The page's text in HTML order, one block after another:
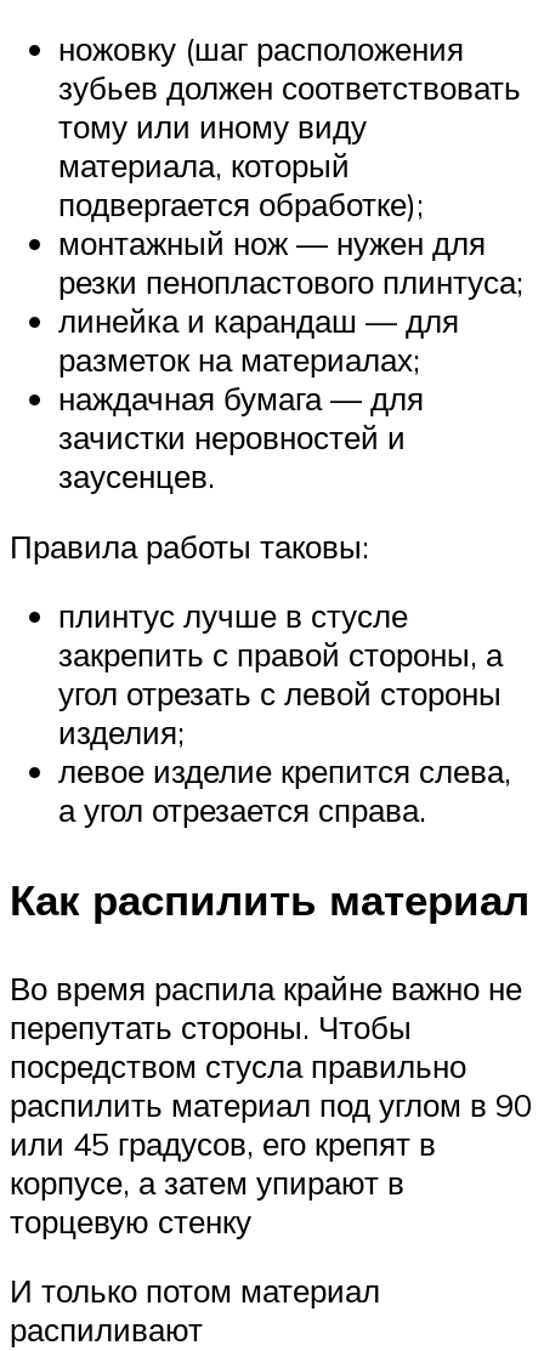
ножовку (шаг расположения
зубьев должен соответствовать
тому или иному виду
материала, который
подвергается обработке);
монтажный нож — нужен для
резки пенопластового плинтуса;
линейка и карандаш — для
разметок на материалах;
наждачная бумага — для
зачистки неровностей и
заусенцев.
Правила работы таковы:
плинтус лучше в стусле
закрепить с правой стороны, а
угол отрезать с левой стороны
изделия;
левое изделие крепится слева,
а угол отрезается справа.
Как распилить материал
Во время распила крайне важно не
перепутать стороны. Чтобы
посредством стусла правильно
распилить материал под углом в 90
или 45 градусов, его крепят в
корпусе, а затем упирают в
торцевую стенку
И только потом материал
распиливают